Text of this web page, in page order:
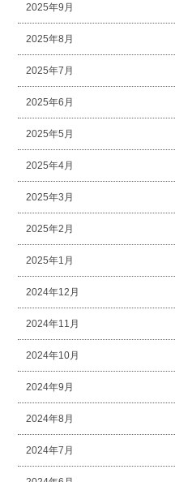
2025年9月
2025年8月
2025年7月
2025年6月
2025年5月
2025年4月
2025年3月
2025年2月
2025年1月
2024年12月
2024年11月
2024年10月
2024年9月
2024年8月
2024年7月